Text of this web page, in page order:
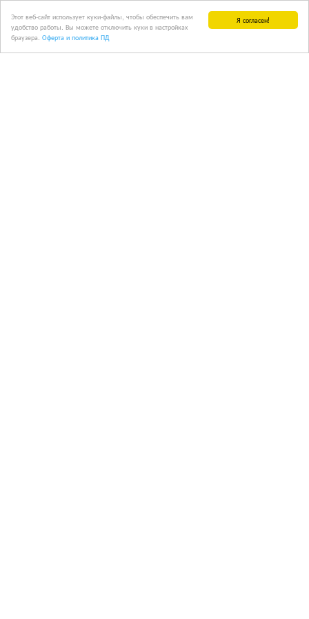
Я согласен!
Этот веб-сайт использует куки-файлы, чтобы обеспечить вам
удобство работы. Вы можете отключить куки в настройках
браузера. Оферта и политика ПД